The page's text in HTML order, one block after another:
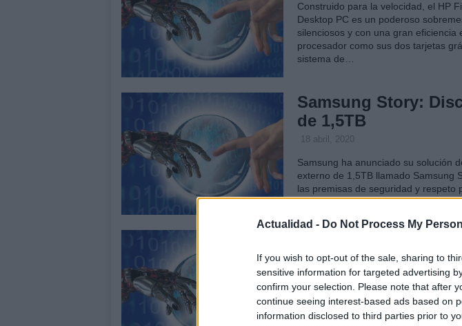
Actualidad - Do Not Process My
If you wish to opt-out of the sale, sharing to
sensitive information for targeted advertising
confirm your selection. Please note that after
continue seeing interest-based ads based on
information disclosed to third parties prior to
Construido para la velocidad, el HP
Desktop PC es un poderoso
silenciosos y con una gran eficiencia
procesador como sus dos tarjetas
sistema de…
Samsung Story:
de 1,5TB
18 abril, 2020
Samsung ha anunciado su solución
externo de 1,5TB llamado Samsung
las premisas de seguridad y respeto
que incluye software de seguridad y
basados en Atom
18 abril, 2020
Super Micro Computer Inc.,
servidores de alto rendimiento, ha